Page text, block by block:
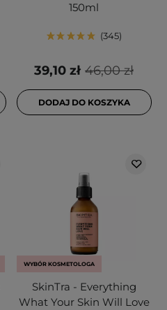
150ml
345
46,00 zł
39,10 zł
DODAJ DO KOSZYKA
WYBÓR KOSMETOLOGA
SkinTra - Everything
What Your Skin Will Love